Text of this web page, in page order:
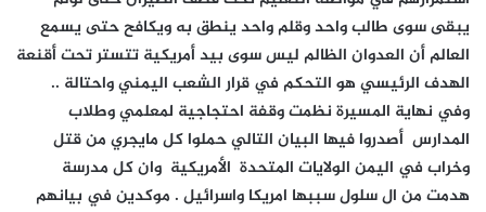
يبقى سوى طالب واحد وقلم واحد ينطق به ويكافح حتى يسمع
العالم أن العدوان الظالم ليس سوى بيد أمريكية تتستر تحت أقنعة
الهدف الرئيسي هو التحكم في قرار الشعب اليمني واحتالة ..
وفي نهاية المسيرة نظمت وقفة احتجاجية لمعلمي وطلاب
المدارس أصدروا فيها البيان التالي حملوا كل مايجري من قتل
وخراب في اليمن الولايات المتحدة الأمريكية وان كل مدرسة
هدمت من ال سلول سببها امريكا واسرائيل . موكدين في بيانهم